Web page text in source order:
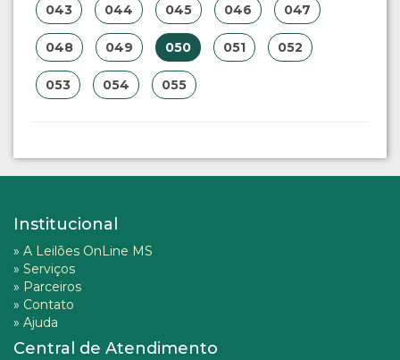
043 044 045 046 047
048 049 050 051 052
053 054 055
Institucional
» A Leilões OnLine MS
» Serviços
» Parceiros
» Contato
» Ajuda
Central de Atendimento